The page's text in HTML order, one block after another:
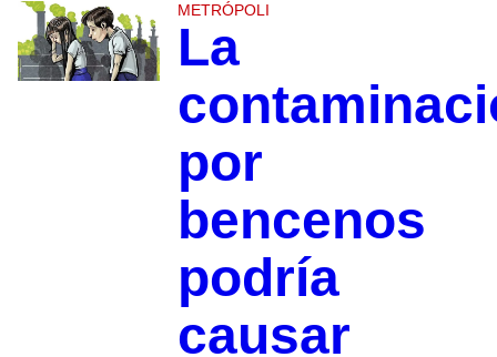
METRÓPOLI
La
por
bencenos
podría
causar